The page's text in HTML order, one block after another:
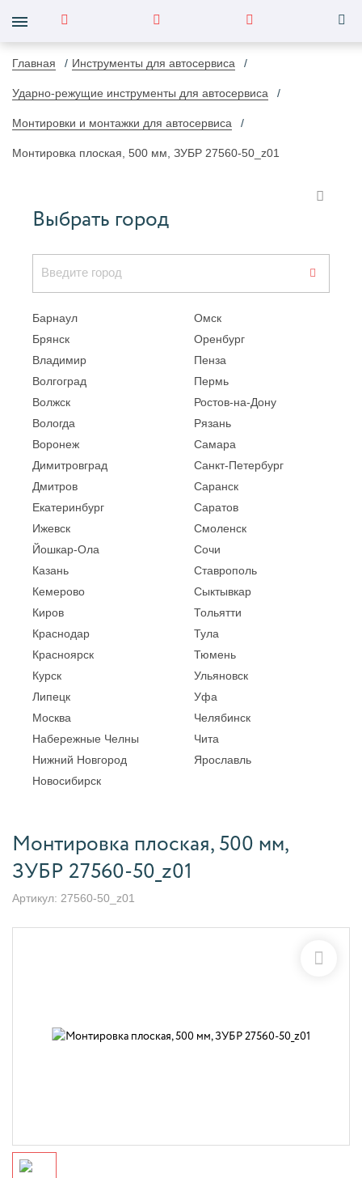
Главная Инструменты для автосервиса
Ударно-режущие инструменты для автосервиса
Монтировки и монтажки для автосервиса
Монтировка плоская, 500 мм, ЗУБР 27560-50_z01
Выбрать город
Барнаул
Брянск
Владимир
Волгоград
Волжск
Вологда
Воронеж
Димитровград
Дмитров
Екатеринбург
Ижевск
Йошкар-Ола
Казань
Кемерово
Киров
Краснодар
Красноярск
Курск
Липецк
Москва
Набережные Челны
Нижний Новгород
Новосибирск
Омск
Оренбург
Пенза
Пермь
Ростов-на-Дону
Рязань
Самара
Санкт-Петербург
Саранск
Саратов
Смоленск
Сочи
Ставрополь
Сыктывкар
Тольятти
Тула
Тюмень
Ульяновск
Уфа
Челябинск
Чита
Ярославль
Монтировка плоская, 500 мм,
ЗУБР 27560-50_z01
Артикул: 27560-50_z01